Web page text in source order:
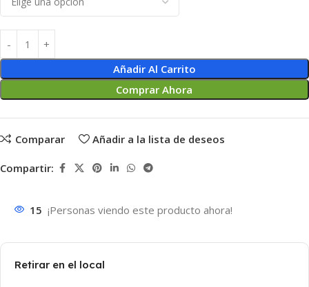
Añadir Al Carrito
Comprar Ahora
Comparar Añadir a la lista de deseos
Compartir:
15 ¡Personas viendo este producto ahora!
Retirar en el local